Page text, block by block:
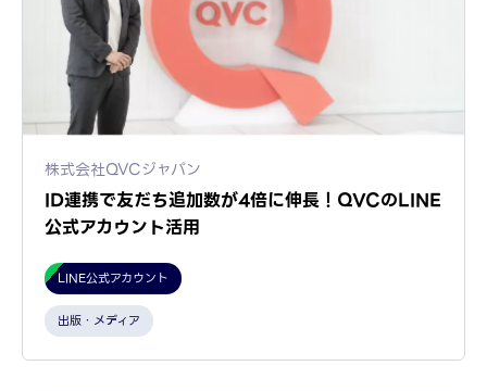
株式会社QVCジャパン
ID連携で友だち追加数が4倍に伸長！QVCのLINE
公式アカウント活用
LINE公式アカウント
出版・メディア